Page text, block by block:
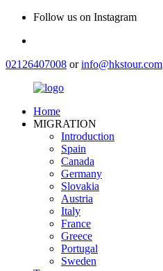
Follow us on Instagram
02126407008 orinfo@hkstour.com
Home
MIGRATION
Introduction
Spain
Canada
Germany
Slovakia
Austria
Italy
France
Greece
Portugal
Sweden